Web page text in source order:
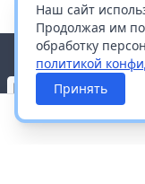
Наш сайт
Продолжая им
обработку
политикой
Принять